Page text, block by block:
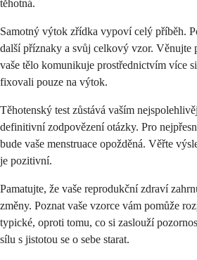
těhotná.
Samotný výtok zřídka vypoví celý příběh.
další příznaky a svůj celkový vzor. Věnujte
vaše tělo komunikuje prostřednictvím více
fixovali pouze na výtok.
Těhotenský test zůstává vaším
definitivní zodpovězení otázky. Pro
bude vaše menstruace opožděná. Věřte
je pozitivní.
Pamatujte, že vaše reprodukční zdraví
změny. Poznat vaše vzorce vám pomůže
typické, oproti tomu, co si zaslouží
sílu s jistotou se o sebe starat.